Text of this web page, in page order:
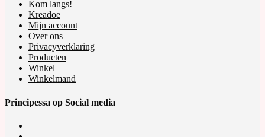
Kom langs!
Kreadoe
Mijn account
Over ons
Privacyverklaring
Producten
Winkel
Winkelmand
Principessa op Social media